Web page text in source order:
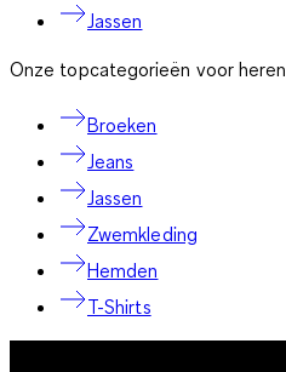
Jassen
Onze topcategorieën voor heren
Broeken
Jeans
Jassen
Zwemkleding
Hemden
T-Shirts